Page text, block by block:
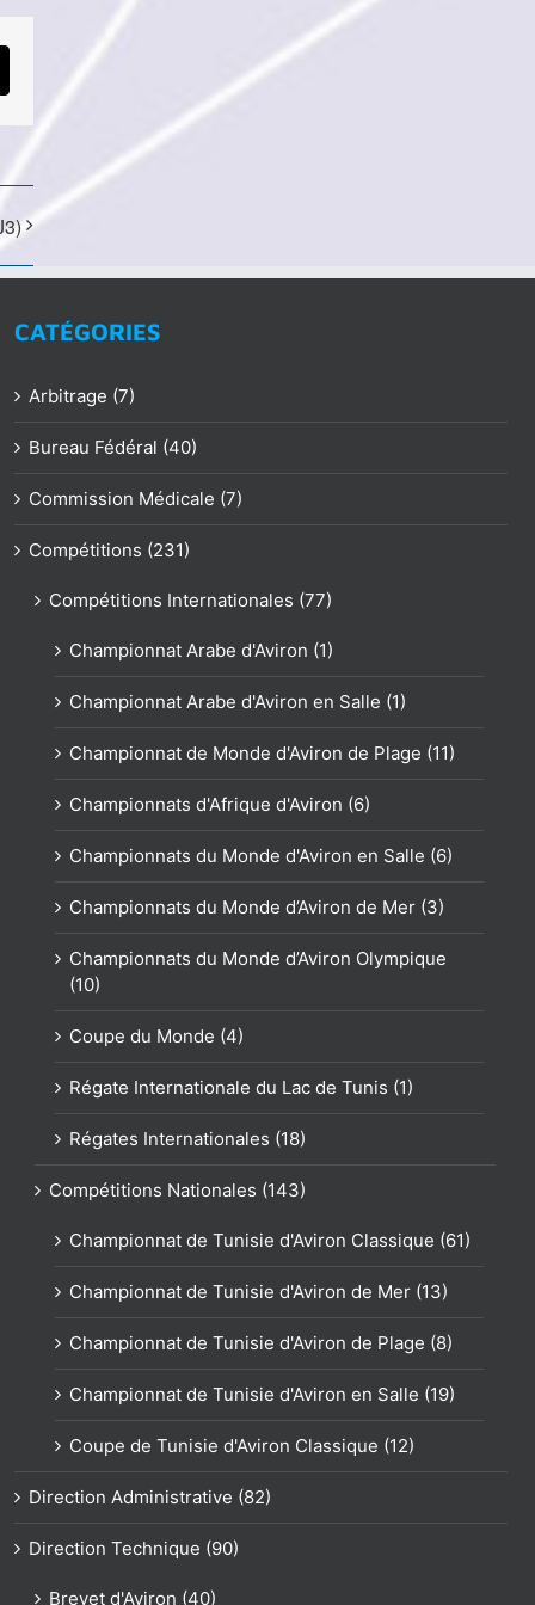
CATÉGORIES
Arbitrage (7)
Bureau Fédéral (40)
Commission Médicale (7)
Compétitions (231)
Compétitions Internationales (77)
Championnat Arabe d'Aviron (1)
Championnat Arabe d'Aviron en Salle (1)
Championnat de Monde d'Aviron de Plage (11)
Championnats d'Afrique d'Aviron (6)
Championnats du Monde d'Aviron en Salle (6)
Championnats du Monde d’Aviron de Mer (3)
Championnats du Monde d’Aviron Olympique
(10)
Coupe du Monde (4)
Régate Internationale du Lac de Tunis (1)
Régates Internationales (18)
Compétitions Nationales (143)
Championnat de Tunisie d'Aviron Classique (61)
Championnat de Tunisie d'Aviron de Mer (13)
Championnat de Tunisie d'Aviron de Plage (8)
Championnat de Tunisie d'Aviron en Salle (19)
Coupe de Tunisie d'Aviron Classique (12)
Direction Administrative (82)
Direction Technique (90)
Brevet d'Aviron (40)